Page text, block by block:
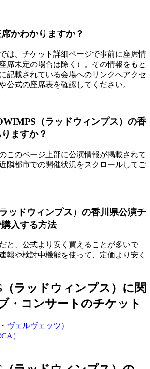
かわかりますか？
は、チケット詳細ページで事前に座席情
席未定の場合は除く）。その情報をもと
記載されている会場へのリンクへアクセ
公式の座席表を確認してください。
（ラッドウィンプス）の香
ますか？
このページ上部に公演情報が掲載されて
隣都市での開催状況をスクロールしてご
ッドウィンプス）の香川県公演チ
入する方法
と、公式より安く買えることが多いで
報や検討中機能を使って、定価より安く
ラッドウィンプス）に関
・コンサートのチケット
ヴェルヴェッツ）
）